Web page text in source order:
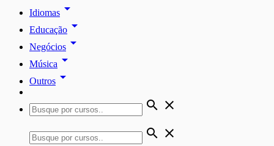
Idiomas arrow_drop_down
Educação arrow_drop_down
Negócios arrow_drop_down
Música arrow_drop_down
Outros arrow_drop_down
search close
search close